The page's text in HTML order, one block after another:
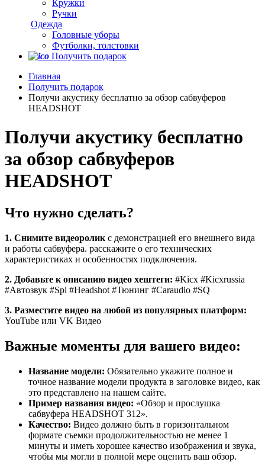
Кружки
Ручки
Одежда
Головные уборы
Футболки, толстовки
Получить подарок
Главная
Получить подарок
Получи акустику бесплатно за обзор сабвуферов
HEADSHOT
Получи акустику бесплатно
за обзор сабвуферов
HEADSHOT
Что нужно сделать?
1. Снимите видеоролик с демонстрацией его внешнего вида
и работы сабвуфера. расскажите о его технических
характеристиках и особенностях подключения.
2. Добавьте к описанию видео хештеги: #Kicx #Kicxrussia
#Автозвук #Spl #Headshot #Тюнинг #Caraudio #SQ
3. Разместите видео на любой из популярных платформ:
YouTube или VK Видео
Важные моменты для вашего видео:
Название модели: Обязательно укажите полное и
точное название модели продукта в заголовке видео, как
это представлено на нашем сайте.
Пример названия видео: «Обзор и прослушка
сабвуфера HEADSHOT 312».
Качество: Видео должно быть в горизонтальном
формате съемки продолжительностью не менее 1
минуты и иметь хорошее качество изображения и звука,
чтобы мы могли в полной мере оценить ваш обзор.